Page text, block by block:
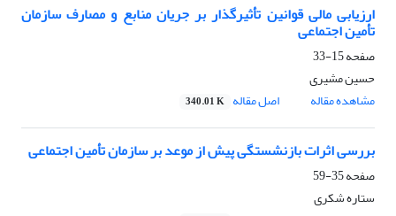
ارزیابی مالی قوانین تأثیرگذار بر جریان منابع و مصارف سازمان
تأمین اجتماعی
صفحه15-33
حسین مشیری
مشاهده مقاله
اصل مقاله 340.01 K
بررسی اثرات بازنشستگی پیش از موعد بر سازمان تأمین اجتماعی
صفحه35-59
ستاره شکری